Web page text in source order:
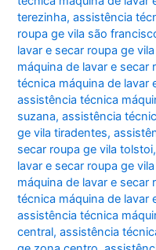
terezinha,assistência
roupa ge vila são
lavar e secar roupa ge
máquina de lavar e secar
técnica máquina de lavar
assistência técnica
suzana,assistência
ge vila tiradentes,
secar roupa ge vila tolstoi
lavar e secar roupa ge
máquina de lavar e secar
técnica máquina de lavar
assistência técnica
central,assistência